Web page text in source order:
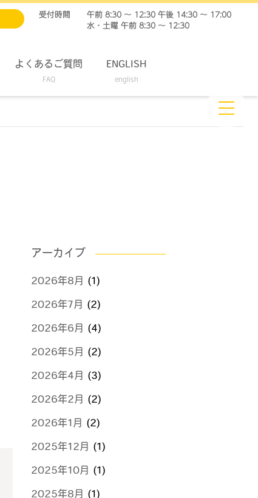
よくあるご質問
FAQ
ENGLISH
english
受付時間
午前 8:30 ～ 12:30 午後 14:30 ～ 17:00
水・土曜 午前 8:30 ～ 12:30
アーカイブ
2026年8月 (1)
2026年7月 (2)
2026年6月 (4)
2026年5月 (2)
2026年4月 (3)
2026年2月 (2)
2026年1月 (2)
2025年12月 (1)
2025年10月 (1)
2025年8月 (1)